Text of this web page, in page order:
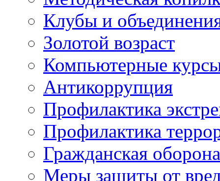
Клубы и
Золотой возраст
Компьютерные
Антикоррупция
Профилактика
Профилактика
Гражданская оборона
Меры защиты от